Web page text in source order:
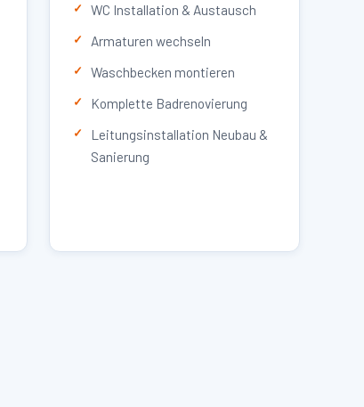
WC Installation & Austausch
Armaturen wechseln
Waschbecken montieren
Komplette Badrenovierung
Leitungsinstallation Neubau &
Sanierung